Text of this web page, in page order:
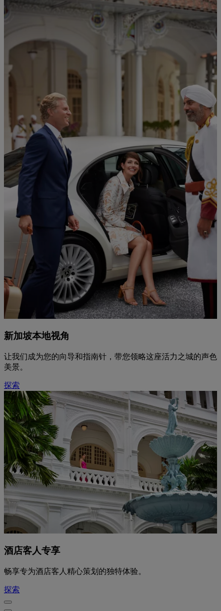
新加坡本地视角
让我们成为您的向导和指南针，带您领略这座活力之城的声色
美景。
探索
酒店客人专享
畅享专为酒店客人精心策划的独特体验。
探索